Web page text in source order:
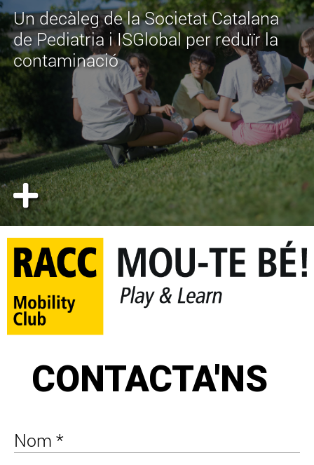
Un decàleg de la Societat Catalana
de Pediatria i ISGlobal per reduïr la
contaminació
CONTACTA'NS
Nom *